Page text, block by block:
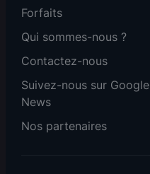
Forfaits
Qui sommes-nous ?
Contactez-nous
Suivez-nous sur Google
News
Nos partenaires